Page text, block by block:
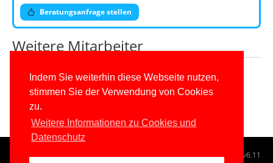
Indem Sie weiterhin diese Webseite nutzen,
stimmen Sie der Verwendung von Cookies
zu.
Weitere Informationen zu Cookies und
Datenschutz
Beratungsanfrage stellen
Weitere Mitarbeiter
Weitere Top-Experten
Kundenteam
© 1996-2026www.IT-Visions.at-Dr. Holger Schwichtenberg v6.11